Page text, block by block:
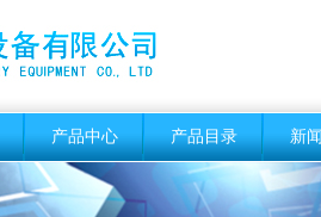
产品中心 产品目录 新